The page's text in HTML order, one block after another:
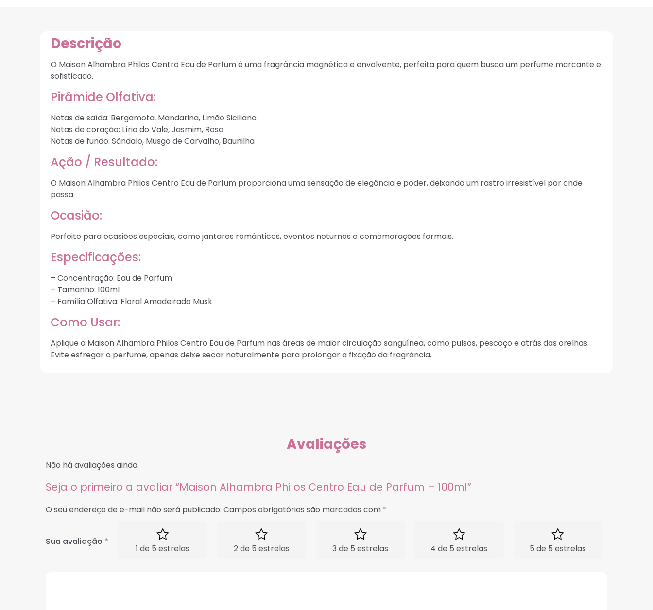
Descrição
O Maison Alhambra Philos Centro Eau de Parfum é uma fragrância magnética e envolvente, perfeita para quem busca um perfume marcante e
sofisticado.
Pirâmide Olfativa:
Notas de saída: Bergamota, Mandarina, Limão Siciliano
Notas de coração: Lírio do Vale, Jasmim, Rosa
Notas de fundo: Sândalo, Musgo de Carvalho, Baunilha
Ação / Resultado:
O Maison Alhambra Philos Centro Eau de Parfum proporciona uma sensação de elegância e poder, deixando um rastro irresistível por onde
passa.
Ocasião:
Perfeito para ocasiões especiais, como jantares românticos, eventos noturnos e comemorações formais.
Especificações:
– Concentração: Eau de Parfum
– Tamanho: 100ml
– Família Olfativa: Floral Amadeirado Musk
Como Usar:
Aplique o Maison Alhambra Philos Centro Eau de Parfum nas áreas de maior circulação sanguínea, como pulsos, pescoço e atrás das orelhas.
Evite esfregar o perfume, apenas deixe secar naturalmente para prolongar a fixação da fragrância.
Avaliações
Não há avaliações ainda.
Seja o primeiro a avaliar “Maison Alhambra Philos Centro Eau de Parfum – 100ml”
O seu endereço de e-mail não será publicado. Campos obrigatórios são marcados com *
Sua avaliação *
1 de 5 estrelas 2 de 5 estrelas 3 de 5 estrelas 4 de 5 estrelas 5 de 5 estrelas